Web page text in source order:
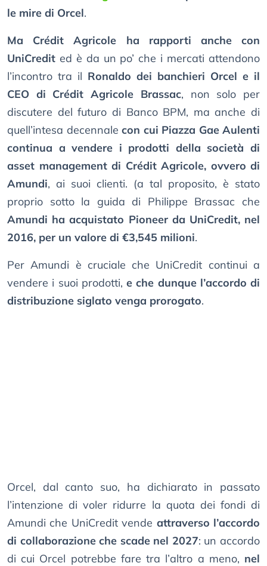
le mire di Orcel.
Ma Crédit Agricole ha rapporti anche con
UniCredit ed è da un po’ che i mercati attendono
l’incontro tra il Ronaldo dei banchieri Orcel e il
CEO di Crédit Agricole Brassac, non solo per
discutere del futuro di Banco BPM, ma anche di
quell’intesa decennale con cui Piazza Gae Aulenti
continua a vendere i prodotti della società di
asset management di Crédit Agricole, ovvero di
Amundi, ai suoi clienti. (a tal proposito, è stato
proprio sotto la guida di Philippe Brassac che
Amundi ha acquistato Pioneer da UniCredit, nel
2016, per un valore di €3,545 milioni.
Per Amundi è cruciale che UniCredit continui a
vendere i suoi prodotti, e che dunque l’accordo di
distribuzione siglato venga prorogato.
Orcel, dal canto suo, ha dichiarato in passato
l’intenzione di voler ridurre la quota dei fondi di
Amundi che UniCredit vende attraverso l’accordo
di collaborazione che scade nel 2027: un accordo
di cui Orcel potrebbe fare tra l’altro a meno, nel